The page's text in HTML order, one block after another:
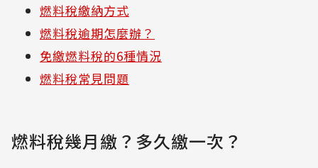
燃料稅繳納方式
燃料稅逾期怎麼辦？
免繳燃料稅的6種情況
燃料稅常見問題
燃料稅幾月繳？多久繳一次？